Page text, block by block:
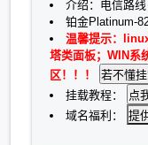
介绍：电信路
铂金Platinum-
温馨提示：
塔类面板；WIN系
区！！！
挂载教程：
域名福利：
提